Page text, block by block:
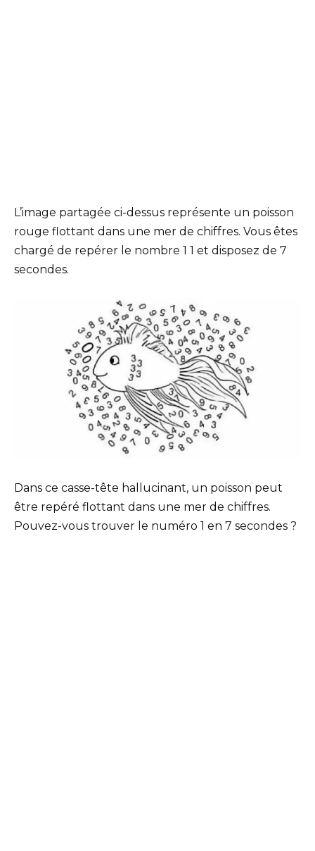
L’image partagée ci-dessus représente un poisson
rouge flottant dans une mer de chiffres. Vous êtes
chargé de repérer le nombre 1 1 et disposez de 7
secondes.
Dans ce casse-tête hallucinant, un poisson peut
être repéré flottant dans une mer de chiffres.
Pouvez-vous trouver le numéro 1 en 7 secondes ?